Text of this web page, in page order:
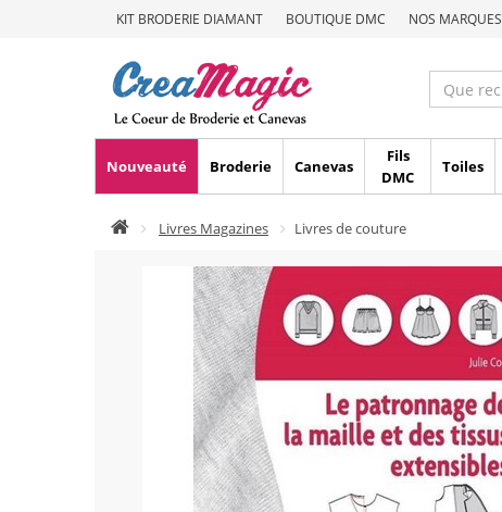
KIT BRODERIE DIAMANT BOUTIQUE DMC NOS MARQUES
Nouveauté Broderie Canevas
Fils
DMC
Toiles
Livres Magazines Livres de couture